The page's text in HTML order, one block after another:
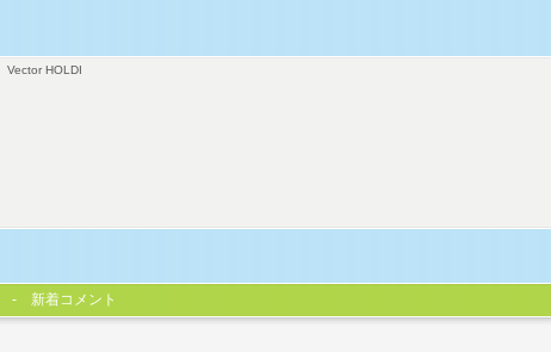
Vector HOLDI
新着コメント